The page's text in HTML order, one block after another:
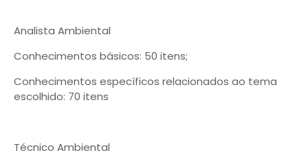
Analista Ambiental
Conhecimentos básicos: 50 itens;
Conhecimentos específicos relacionados ao tema
escolhido: 70 itens
Técnico Ambiental